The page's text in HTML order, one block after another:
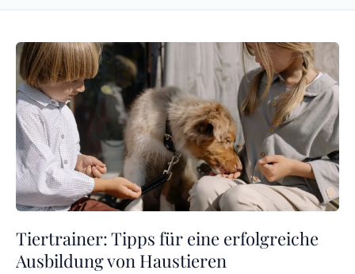
Tiertrainer: Tipps für eine erfolgreiche
Ausbildung von Haustieren